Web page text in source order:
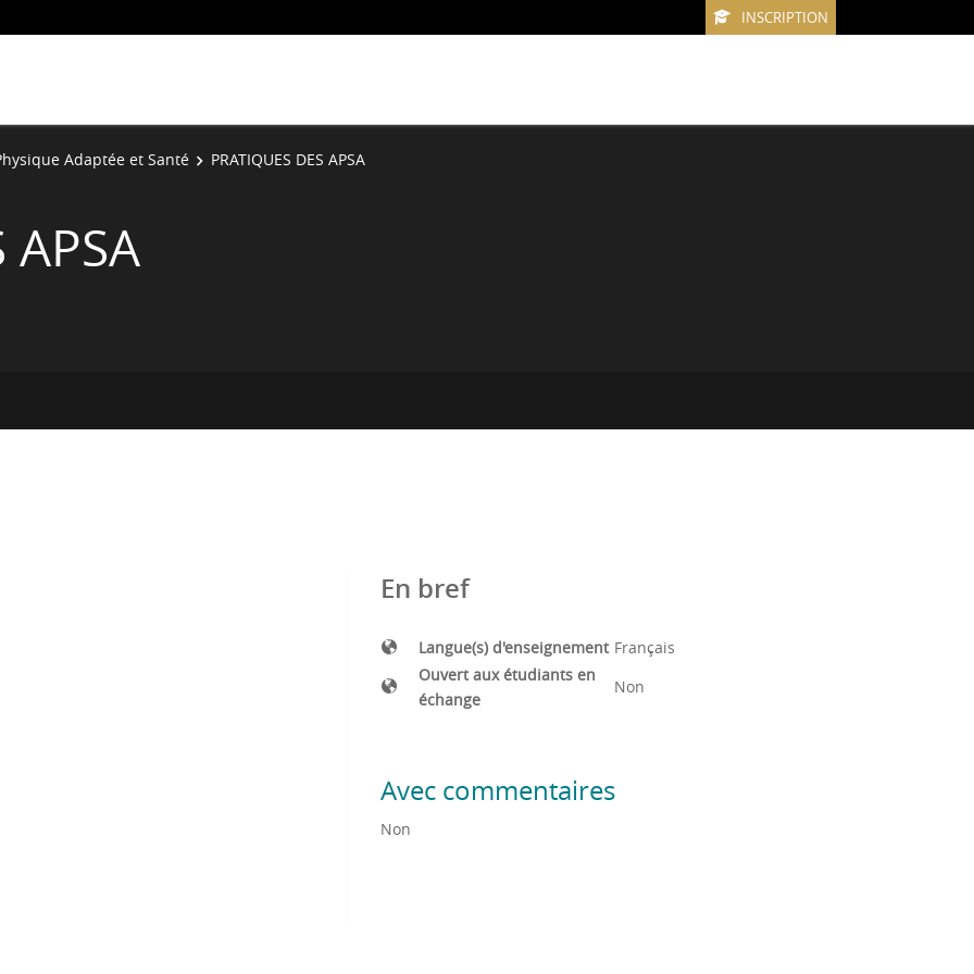
INSCRIPTION
Adaptée et Santé PRATIQUES DES APSA
APSA
En bref
Langue(s) d'enseignement Français
Ouvert aux étudiants en
échange
Non
Avec commentaires
Non